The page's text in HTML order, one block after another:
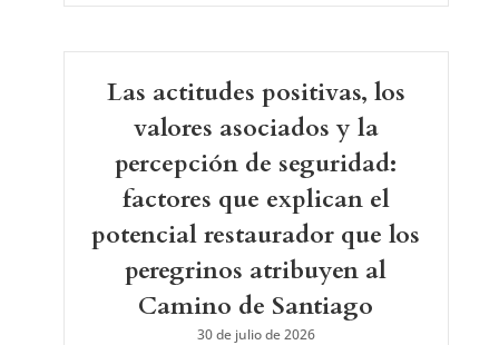
Las actitudes positivas, los
valores asociados y la
percepción de seguridad:
factores que explican el
potencial restaurador que los
peregrinos atribuyen al
Camino de Santiago
30 de julio de 2026